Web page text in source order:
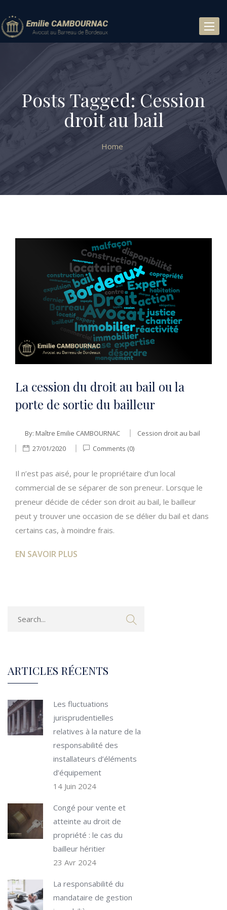
Posts Tagged: Cession
droit au bail
Home
La cession du droit au bail ou la
porte de sortie du bailleur
By: Maître Emilie CAMBOURNAC
Cession droit au bail
27/01/2020
Comments (0)
Il n’est pas aisé, pour le propriétaire d’un local
commercial de se séparer de son preneur. Lorsque le
preneur décide de céder son droit au bail, le bailleur
peut y trouver une occasion de se délier du bail et dans
certains cas, à moindre frais.
EN SAVOIR PLUS
ARTICLES RÉCENTS
Les fluctuations
jurisprudentielles
relatives à la nature de la
responsabilité des
installateurs d’éléments
d’équipement
14 Juin 2024
Congé pour vente et
atteinte au droit de
propriété : le cas du
bailleur héritier
23 Avr 2024
La responsabilité du
mandataire de gestion